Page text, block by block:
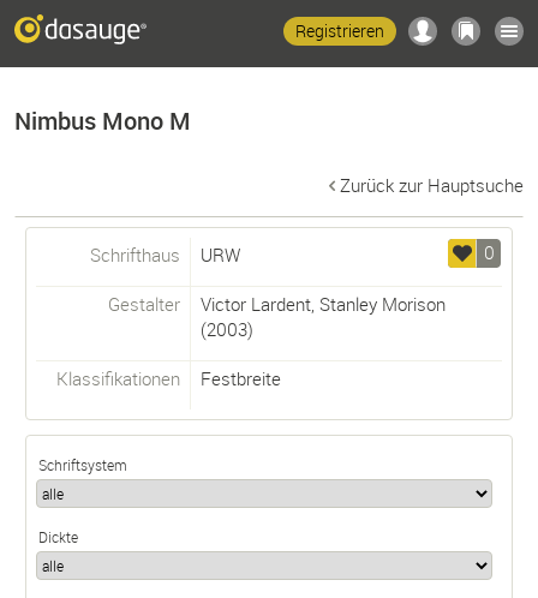
Registrieren
Nimbus Mono M
Zurück zur Hauptsuche
0
Schrifthaus URW
Gestalter Victor Lardent, Stanley Morison
(2003)
Klassifikationen Festbreite
Schriftsystem
Dickte